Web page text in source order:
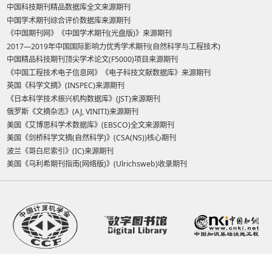
中国科技期刊精品数据库全文来源期刊
中国学术期刊综合评价数据库来源期刊
《中国期刊网》《中国学术期刊(光盘版)》来源期刊
2017—2019年中国国际影响力优秀学术期刊(自然科学与工程技术)
中国精品科技期刊顶尖学术论文(F5000)项目来源期刊
《中国工程技术电子信息网》《电子科技文献数据库》来源期刊
英国《科学文摘》(INSPEC)来源期刊
《日本科学技术振兴机构数据库》(JST)来源期刊
俄罗斯《文摘杂志》(AJ, VINITI)来源期刊
美国《艾博思科学术数据库》(EBSCO)全文来源期刊
美国《剑桥科学文摘(自然科学)》(CSA(NS))核心期刊
波兰《哥白尼索引》(IC)来源期刊
美国《乌利希期刊指南(网络版)》(Ulrichsweb)收录期刊